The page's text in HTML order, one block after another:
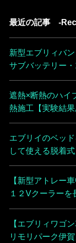
最近の記事 -
新型エブリィバ
サブバッテリー
遮熱×断熱のハイ
熱施工【実験結果
エブリイのベッ
して使える脱着
【新型アトレー
１２Vクーラー
【エブリィワゴ
リモリパーク伊